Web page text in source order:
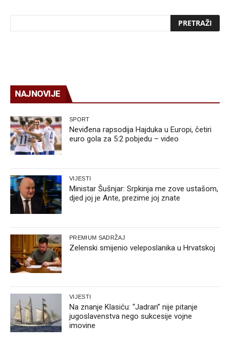
NAJNOVIJE
SPORT
Neviđena rapsodija Hajduka u Europi, četiri
euro gola za 5:2 pobjedu – video
VIJESTI
Ministar Šušnjar: Srpkinja me zove ustašom,
djed joj je Ante, prezime joj znate
PREMIUM SADRŽAJ
Zelenski smijenio veleposlanika u Hrvatskoj
VIJESTI
Na znanje Klasiću: “Jadran” nije pitanje
jugoslavenstva nego sukcesije vojne
imovine